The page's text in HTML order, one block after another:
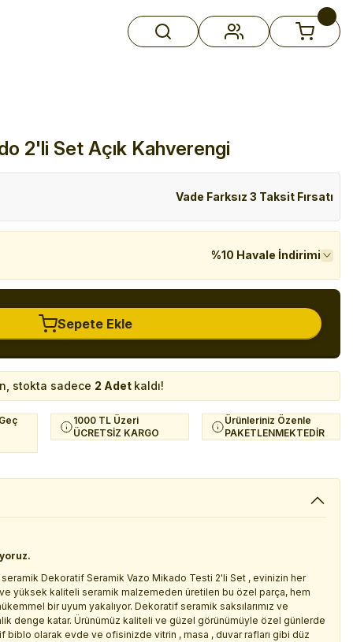
2'li Set Açık Kahverengi
Vade Farksız 3 Taksit Fırsatı
%10 Havale İndirimi
Sepete Ekle
stokta sadece 2 Adet kaldı!
1000 TL Üzeri
ÜCRETSİZ KARGO
Ürünleriniz Özenle
PAKETLENMEKTEDİR
seramik Dekoratif Seramik Vazo Mikado Testi 2'li Set , evinizin her
yüksek kaliteli seramik malzemeden üretilen bu özel parça, hem
bir uyum yakalıyor. Dekoratif seramik saksılarımız ve
denge katar. Ürünümüz kaliteli ve güzel görünümüyle özel günlerde
olarak evde ve ofisinizde vitrin , masa , duvar rafları gibi düz